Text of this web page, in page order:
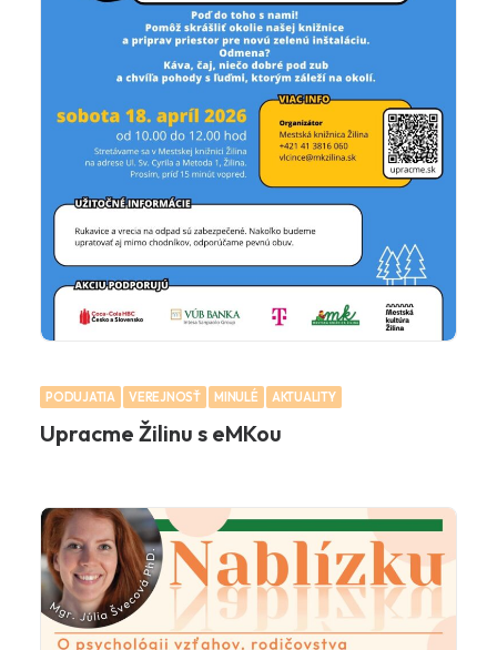
PODUJATIA VEREJNOSŤ MINULÉ AKTUALITY
Upracme Žilinu s eMKou